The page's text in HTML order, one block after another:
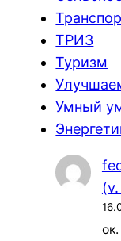
ТРИЗ
Туризм
Умный